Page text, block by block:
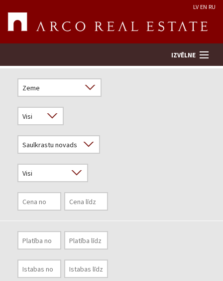
LV EN RU
IZVĒLNE
Novērtēt īpašumu
Uzņēmums
Pakalpojumi
Kontakti